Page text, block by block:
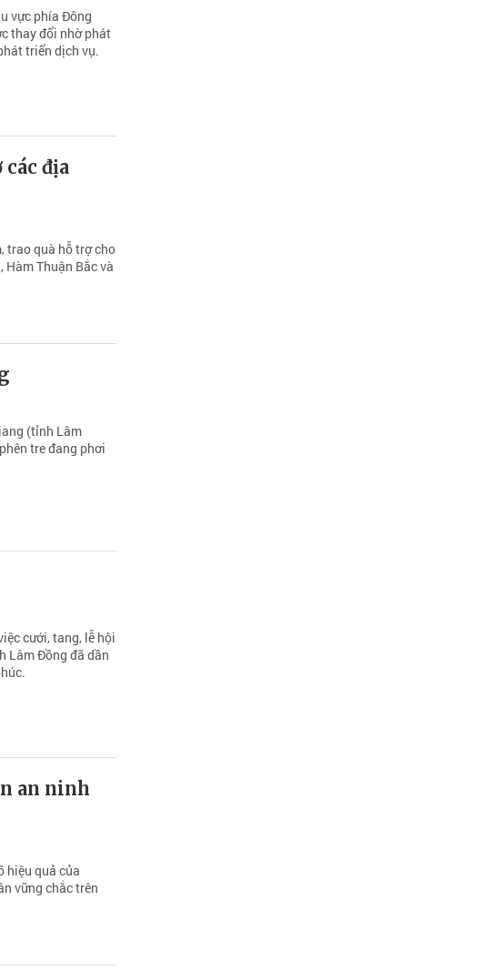
vực phía Đông
thay đổi nhờ phát
triển dịch vụ.
địa
trao quà hỗ trợ cho
Thuận Bắc và
(tỉnh Lâm
tre đang phơi
cưới, tang, lễ hội
Lâm Đồng đã dần
an ninh
hiệu quả của
vững chắc trên